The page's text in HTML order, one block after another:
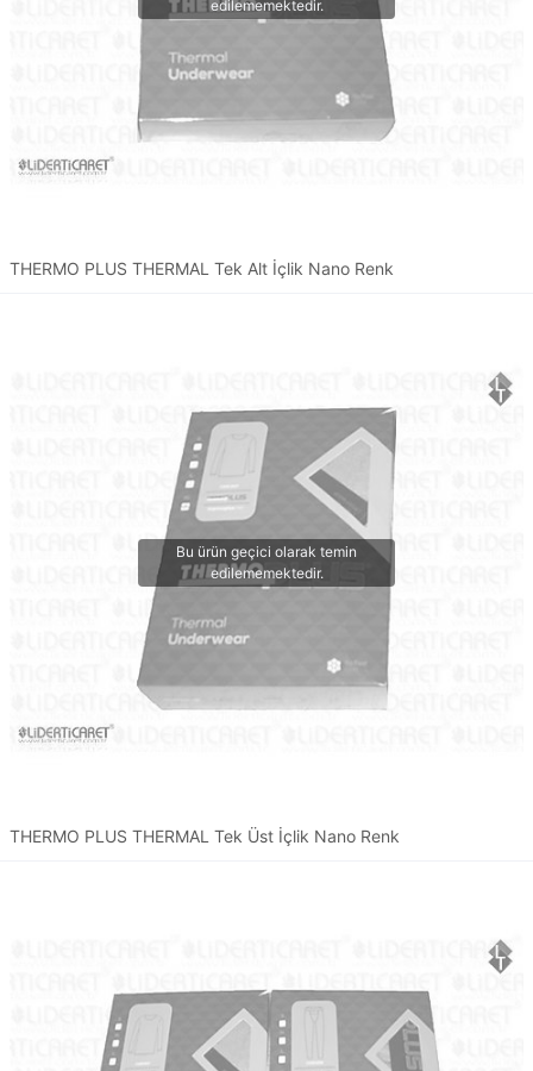
THERMO PLUS THERMAL Tek Alt İçlik Nano Renk
THERMO PLUS THERMAL Tek Üst İçlik Nano Renk